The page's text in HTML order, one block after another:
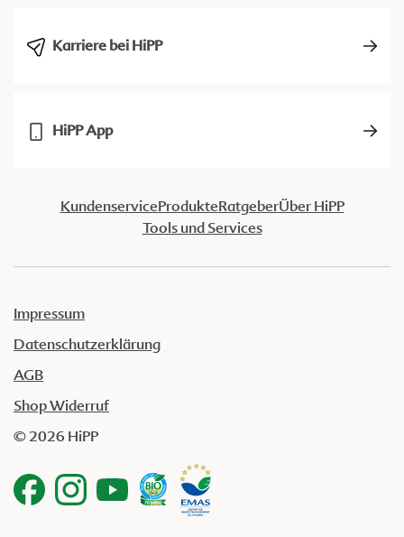
Karriere bei HiPP
HiPP App
KundenserviceProdukteRatgeberÜber HiPP
Tools und Services
Impressum
Datenschutzerklärung
AGB
Shop Widerruf
© 2026 HiPP